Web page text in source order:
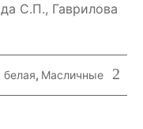
С.П., Гаврилова
белая, Масличные